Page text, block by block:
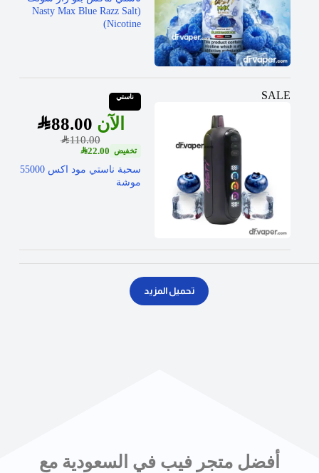
(Nasty Max Blue Razz Salt
Nicotine)
SALE ناستي
SAR110.00
SAR88.00
SAR22.00
سحبة ناستي مود اكس 55000
موشة
تحميل المزيد
أفضل متجر فيب في السعودية مع